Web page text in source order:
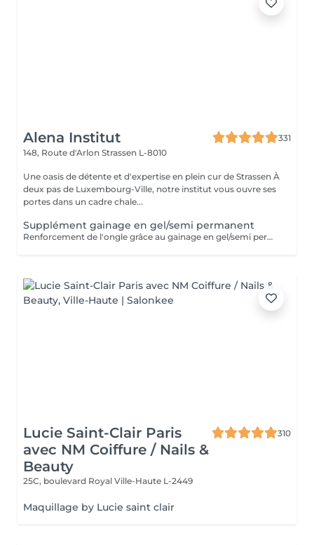
Alena Institut
331
148, Route d'Arlon Strassen L-8010
Une oasis de détente et d'expertise en plein cur de Strassen À
deux pas de Luxembourg-Ville, notre institut vous ouvre ses
portes dans un cadre chale...
Supplément gainage en gel/semi permanent
Renforcement de l'ongle grâce au gainage en gel/semi permanent, permettant une tenue de 4 semaines .
Lucie Saint-Clair Paris
avec NM Coiffure / Nails &
Beauty
310
25C, boulevard Royal Ville-Haute L-2449
Maquillage by Lucie saint clair